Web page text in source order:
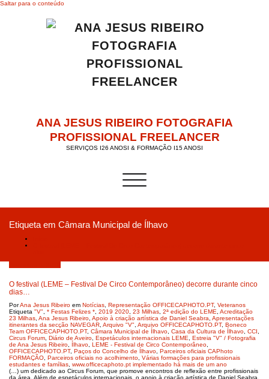
Saltar para o conteúdo
ANA JESUS RIBEIRO FOTOGRAFIA
PROFISSIONAL FREELANCER
SERVIÇOS I26 ANOSI & FORMAÇÃO I15 ANOSI
Alternar a navegação
Etiqueta em Câmara Municipal de Ílhavo
O festival (LEME – Festival De Circo Contemporâneo) decorre durante cinco
dias…
PorAna Jesus Ribeiro em Notícias Representação OFFICECAPHOTO.PT, Veteranos
Etiqueta "V" * Festas Felizes * 2019 2020 23 Milhas 2ª edição do LEME Acreditação
23 Milhas Ana Jesus Ribeiro Apoio à criação artística de Daniel Seabra Apresentações
itinerantes da secção NAVEGAR Arquivo "V" Arquivo OFFICECAPHOTO.PT, Boneco
Team OFFICECAPHOTO.PT, Câmara Municipal de Ílhavo Casa da Cultura de Ílhavo CCI
Circus Forum Diário de Aveiro Espetáculos internacionais LEME
Estreia "V" / Fotografia
de Ana Jesus Ribeiro
Ílhavo LEME - Festival de Circo Contemporâneo
OFFICECAPHOTO.PT, Paços do Concelho de Ílhavo Parceiros oficiais CAPhoto
FORMAÇÃO Parceiros oficiais no acolhimento Várias formações para profissionais
estudantes e famílias www.officecaphoto.pt implementado há mais de um ano
(…) um dedicado ao Circus Forum, que promove encontros de reflexão entre profissionais
da área. Além de espetáculos internacionais, o apoio à criação artística de Daniel Seabra,